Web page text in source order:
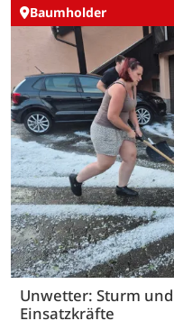
Baumholder
Unwetter: Sturm
Einsatzkräfte